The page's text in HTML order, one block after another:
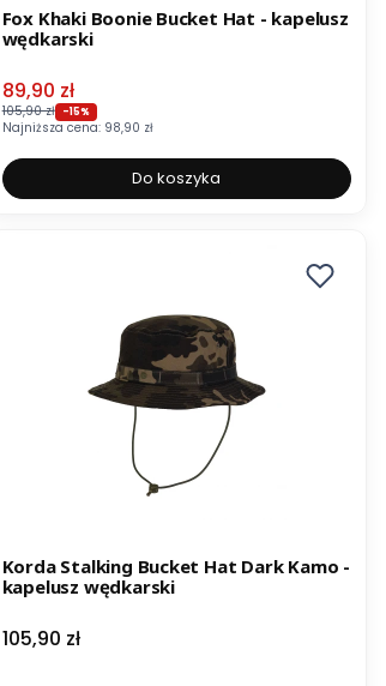
Fox Khaki Boonie Bucket Hat - kapelusz
wędkarski
Cena promocyjna
89,90 zł
105,90 zł -15%
Najniższa cena: 98,90 zł
Do koszyka
Korda Stalking Bucket Hat Dark Kamo -
kapelusz wędkarski
Cena
105,90 zł